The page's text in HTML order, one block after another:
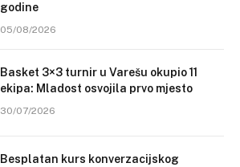
godine
05/08/2026
Basket 3×3 turnir u Varešu okupio 11
ekipa: Mladost osvojila prvo mjesto
30/07/2026
Besplatan kurs konverzacijskog